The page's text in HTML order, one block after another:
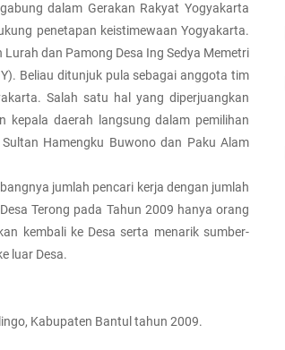
dalam Gerakan Rakyat Yogyakarta
penetapan keistimewaan Yogyakarta.
dan Pamong Desa Ing Sedya Memetri
Beliau ditunjuk pula sebagai anggota tim
Salah satu hal yang diperjuangkan
kepala daerah langsung dalam pemilihan
Hamengku Buwono dan Paku Alam
jumlah pencari kerja dengan jumlah
Terong pada Tahun 2009 hanya orang
kembali ke Desa serta menarik sumber-
luar Desa.
Kabupaten Bantul tahun 2009.